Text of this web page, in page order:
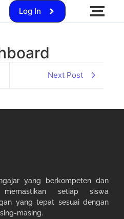
Log In
Next Post
yang berkompeten dan
memastikan setiap siswa
yang tepat sesuai dengan
masing.